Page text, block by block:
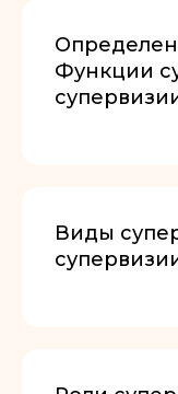
Функции
Виды